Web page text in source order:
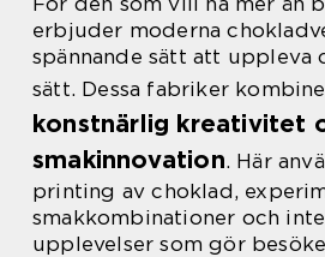
erbjuder moderna
spännande sätt att uppleva
sätt. Dessa fabriker
konstnärlig kreativitet
smakinnovation. Här
printing av choklad,
smakkombinationer och
upplevelser som gör